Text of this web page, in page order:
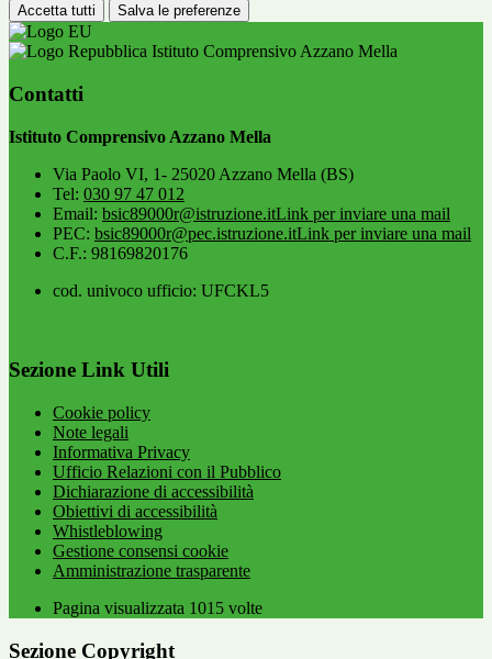
Accetta tutti Salva le preferenze
Istituto Comprensivo Azzano Mella
Contatti
Istituto Comprensivo Azzano Mella
Via Paolo VI, 1- 25020 Azzano Mella (BS)
Tel: 030 97 47 012
Email: bsic89000r@istruzione.itLink per inviare una mail
PEC: bsic89000r@pec.istruzione.itLink per inviare una mail
C.F.: 98169820176
cod. univoco ufficio: UFCKL5
Sezione Link Utili
Cookie policy
Note legali
Informativa Privacy
Ufficio Relazioni con il Pubblico
Dichiarazione di accessibilità
Obiettivi di accessibilità
Whistleblowing
Gestione consensi cookie
Amministrazione trasparente
Pagina visualizzata 1015 volte
Sezione Copyright